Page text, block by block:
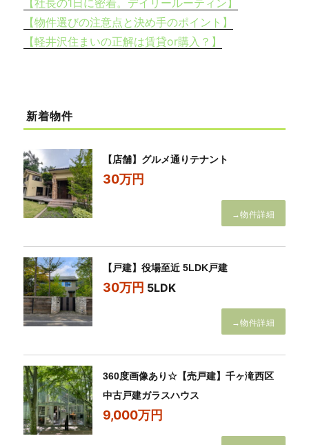
【社長の1日に密着。デイリールーティン】
【物件選びの注意点と決め手のポイント】
【軽井沢住まいの正解は賃貸or購入？】
新着物件
【店舗】グルメ通りテナント
30万円
→物件詳細
【戸建】役場至近 5LDK戸建
30万円 5LDK
→物件詳細
360度画像あり☆【売戸建】千ヶ滝西区
中古戸建ガラスハウス
9,000万円